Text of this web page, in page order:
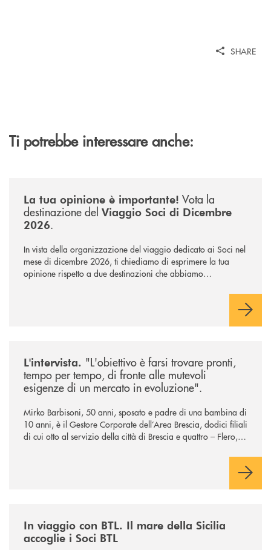
SHARE
Ti potrebbe interessare anche:
La tua opinione è importante! Vota la
destinazione del Viaggio Soci di Dicembre
2026.
In vista della organizzazione del viaggio dedicato ai Soci nel
mese di dicembre 2026, ti chiediamo di esprimere la tua
opinione rispetto a due destinazioni che abbiamo
L'intervista. "L'obiettivo è farsi trovare pronti,
tempo per tempo, di fronte alle mutevoli
esigenze di un mercato in evoluzione".
Mirko Barbisoni, 50 anni, sposato e padre di una bambina di
10 anni, è il Gestore Corporate dell’Area Brescia, dodici filiali
di cui otto al servizio della città di Brescia e quattro – Flero,
In viaggio con BTL. Il mare della Sicilia
accoglie i Soci BTL